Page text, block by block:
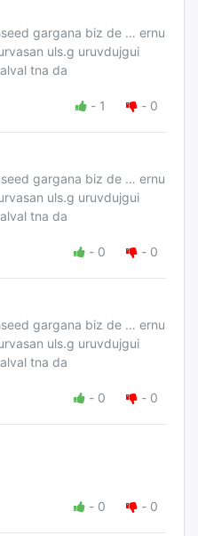
biz de … ernu
shuud olnii nuden deer thaazalval tna da
- 1 - 0
biz de … ernu
shuud olnii nuden deer thaazalval tna da
- 0 - 0
biz de … ernu
shuud olnii nuden deer thaazalval tna da
- 0 - 0
- 0 - 0